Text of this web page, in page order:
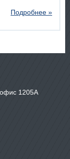
Подробнее »
1205А